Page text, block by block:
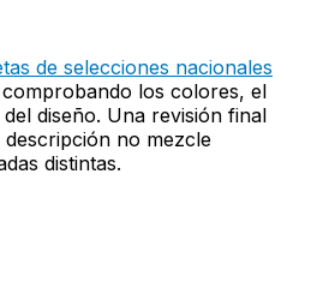
de selecciones nacionales
los colores, el
diseño. Una revisión final
no mezcle
distintas.